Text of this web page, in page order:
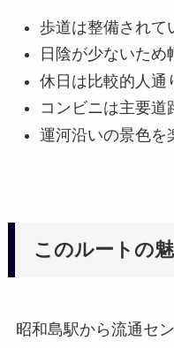
歩道は整備されて
日陰が少ないため
休日は比較的人通
コンビニは主要道
運河沿いの景色を
このルートの
昭和島駅から流通セ